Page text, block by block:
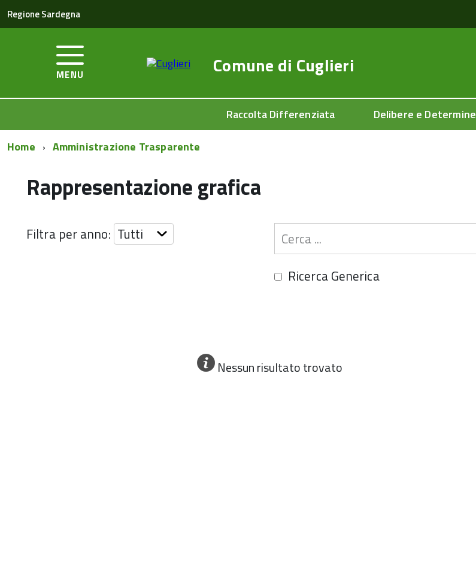
Regione Sardegna
MENU Comune di Cuglieri
Raccolta Differenziata Delibere e Determine
Home
Amministrazione Trasparente
Rappresentazione grafica
Filtra per anno:
Ricerca Generica
Nessun risultato trovato